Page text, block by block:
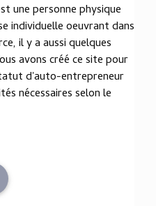
une personne physique
individuelle oeuvrant dans
il y a aussi quelques
avons créé ce site pour
d'auto-entrepreneur
nécessaires selon le